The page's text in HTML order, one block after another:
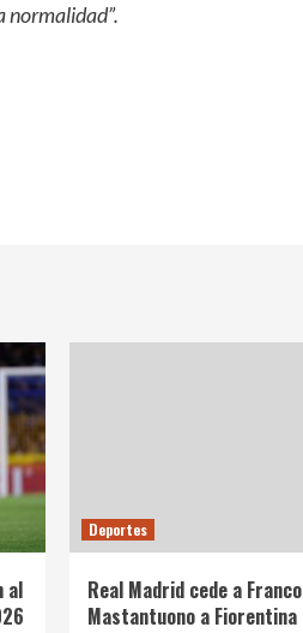
normalidad”.
al
Deportes
Real Madrid cede a Franco
Mastantuono a Fiorentina